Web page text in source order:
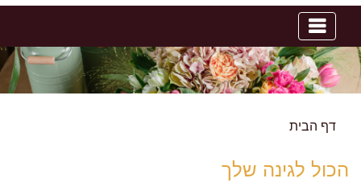
דף הבית
הכול לגינה שלך